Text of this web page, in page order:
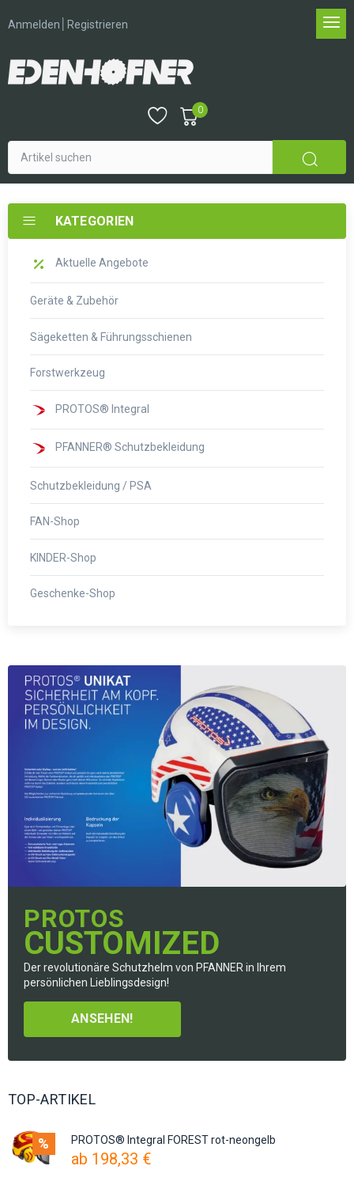
Anmelden Registrieren
0
KATEGORIEN
Aktuelle Angebote
Geräte & Zubehör
Sägeketten & Führungsschienen
Forstwerkzeug
PROTOS® Integral
PFANNER® Schutzbekleidung
Schutzbekleidung / PSA
FAN-Shop
KINDER-Shop
Geschenke-Shop
PROTOS
CUSTOMIZED
Der revolutionäre Schutzhelm von PFANNER in Ihrem
persönlichen Lieblingsdesign!
ANSEHEN!
TOP-ARTIKEL
% PROTOS® Integral FOREST rot-neongelb
ab 198,33 €